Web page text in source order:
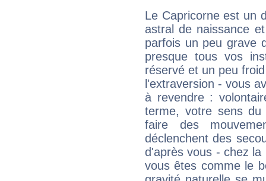
Le Capricorne est un
astral de naissance
parfois un peu grave
presque tous vos
réservé et un peu
l'extraversion - vous
à revendre :
terme, votre sens
faire des
déclenchent des
d'après vous - chez
vous êtes comme le